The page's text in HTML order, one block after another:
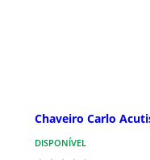
Chaveiro Carlo
DISPONÍVEL